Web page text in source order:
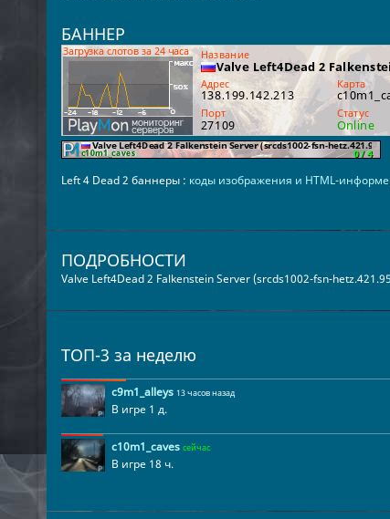
БАННЕР
Left 4 Dead 2 баннеры : коды изображения и HTML-
ПОДРОБНОСТИ
Valve Left4Dead 2 Falkenstein Server (srcds1002-fsn-
ТОП-3 за неделю
c9m1_alleys 13 часов назад
В игре 1 д.
c10m1_caves сейчас
В игре 18 ч.